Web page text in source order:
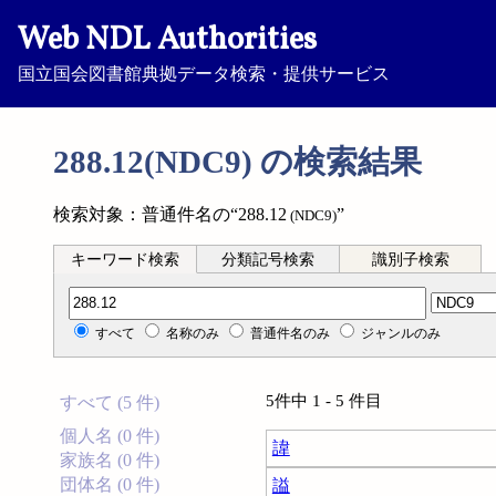
Web NDL Authorities
国立国会図書館典拠データ検索・提供サービス
288.12(NDC9) の検索結果
検索対象：普通件名の“288.12 (NDC9)”
キーワード検索 分類記号検索 識別子検索
分類記号検索
すべて 名称のみ 普通件名のみ ジャンルのみ
すべて (5 件)
個人名 (0 件)
家族名 (0 件)
団体名 (0 件)
5件中 1 - 5 件目
諱
謚